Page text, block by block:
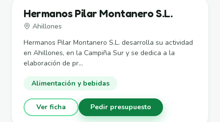
Hermanos Pilar Montanero S.L.
Ahillones
Hermanos Pilar Montanero S.L. desarrolla su actividad
en Ahillones, en la Campiña Sur y se dedica a la
elaboración de pr...
Alimentación y bebidas
Ver ficha Pedir presupuesto